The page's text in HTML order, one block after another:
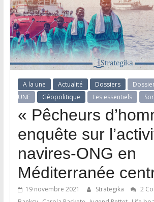
A la une Actualité Dossiers
UNE
Géopolitique Les essentiels
« Pêcheurs
enquête sur
navires-ONG en
Méditerranée
19 novembre 2021 Strategika
2